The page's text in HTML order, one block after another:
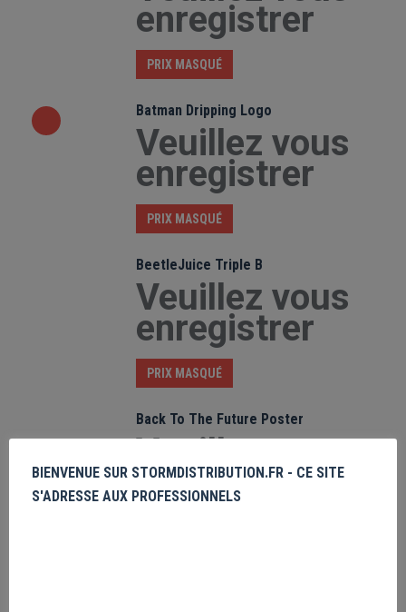
enregistrer
PRIX MASQUÉ
Batman Dripping Logo
Veuillez vous
enregistrer
PRIX MASQUÉ
BeetleJuice Triple B
Veuillez vous
enregistrer
PRIX MASQUÉ
Back To The Future Poster
Veuillez vous
enregistrer
BIENVENUE SUR STORMDISTRIBUTION.FR - CE SITE
S'ADRESSE AUX PROFESSIONNELS